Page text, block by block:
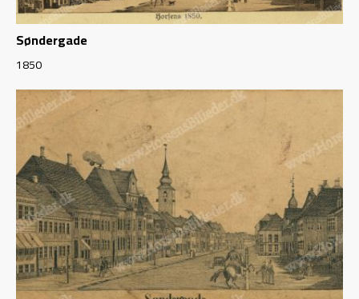
Søndergade
1850